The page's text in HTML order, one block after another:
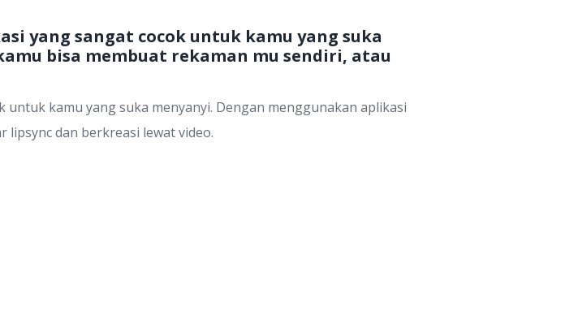
yang sangat cocok untuk kamu yang suka
bisa membuat rekaman mu sendiri, atau
untuk kamu yang suka menyanyi. Dengan menggunakan aplikasi
lipsync dan berkreasi lewat video.